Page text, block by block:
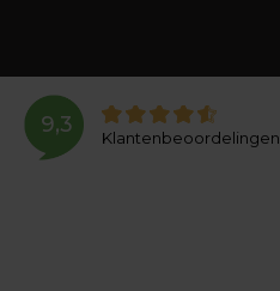
9,3
Klantenbeoordelingen